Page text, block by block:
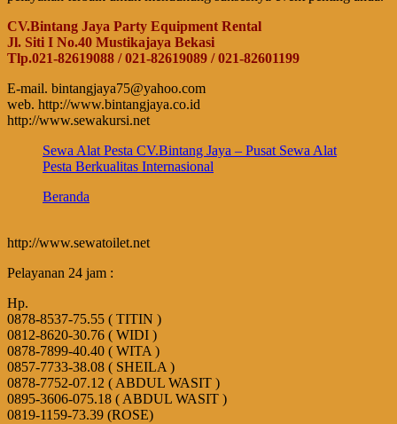
CV.Bintang Jaya Party Equipment Rental
Jl. Siti I No.40 Mustikajaya Bekasi
Tlp.021-82619088 / 021-82619089 / 021-82601199
E-mail. bintangjaya75@yahoo.com
web. http://www.bintangjaya.co.id
http://www.sewakursi.net
Sewa Alat Pesta CV.Bintang Jaya – Pusat Sewa Alat
Pesta Berkualitas Internasional
Beranda
http://www.sewatoilet.net
Pelayanan 24 jam :
Hp.
0878-8537-75.55 ( TITIN )
0812-8620-30.76 ( WIDI )
0878-7899-40.40 ( WITA )
0857-7733-38.08 ( SHEILA )
0878-7752-07.12 ( ABDUL WASIT )
0895-3606-075.18 ( ABDUL WASIT )
0819-1159-73.39 (ROSE)